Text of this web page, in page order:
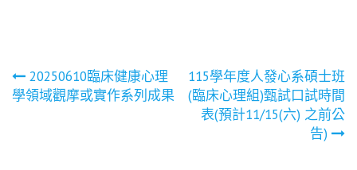
文20250610臨床健康心理
學領域觀摩或實作系列成果
115學年度人發心系碩士班
(臨床心理組)甄試口試時間
表(預計11/15(六) 之前公
告)